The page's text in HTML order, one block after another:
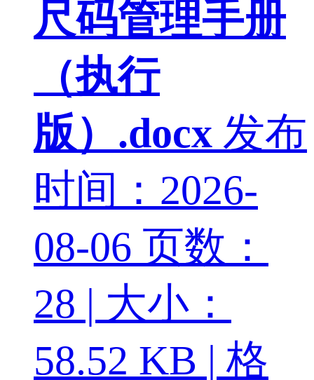
尺码管理手册
（执行
版）.docx 发布
时间：2026-
08-06 页数：
28 | 大小：
58.52 KB | 格